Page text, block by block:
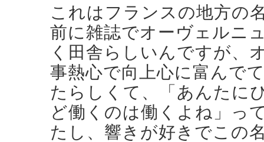
これはフランスの地方の
前に雑誌でオーヴェルニ
く田舎らしいんですが、
事熱心で向上心に富んで
たらしくて、「あんたに
ど働くのは働くよね」っ
たし、響きが好きでこの